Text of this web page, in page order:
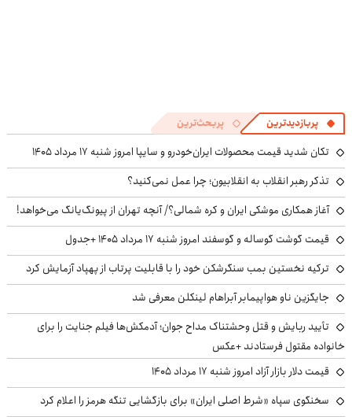
پربازدیدترین پربحث‌ترین
تکان شدید قیمت محصولات ایران‌خودرو و سایپا امروز شنبه ۱۷ مرداد ۱۴۰۵
تذکر رهبر انقلاب به انقلابیون؛ چرا عمل نمی‌کنید؟
آغاز همکاری موشکی ایران و کره شمالی؟/ آنچه تهران از پیونگ‌یانگ می‌خواهد!
قیمت گوشت گوساله و گوسفند امروز شنبه ۱۷ مرداد ۱۴۰۵ +جدول
ترکیه نخستین بمب سنگرشکن خود را با قابلیت پرتاب از پهپاد آزمایش کرد
جایگزین ناو هواپیمابر آبراهام لینکلن معرفی شد
تأیید ربایش و قتل وحشتناک مداح جوان؛ آدمکش‌ها فیلم جنایت را برای
خانواده مقتول فرستادند +عکس
قیمت دلار بازار آزاد امروز شنبه ۱۷ مرداد ۱۴۰۵
سخنگوی سپاه «شرط اصلی ایران» برای بازگشایی تنگه هرمز را اعلام کرد